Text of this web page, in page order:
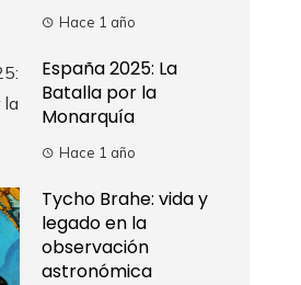
Hace 1 año
España 2025: La
Batalla por la
Monarquía
Hace 1 año
Tycho Brahe: vida y
legado en la
observación
astronómica